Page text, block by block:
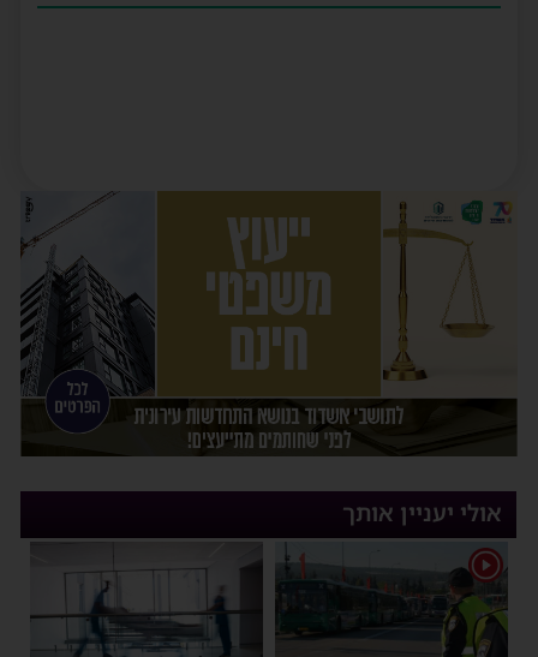
אולי יעניין אותך
1